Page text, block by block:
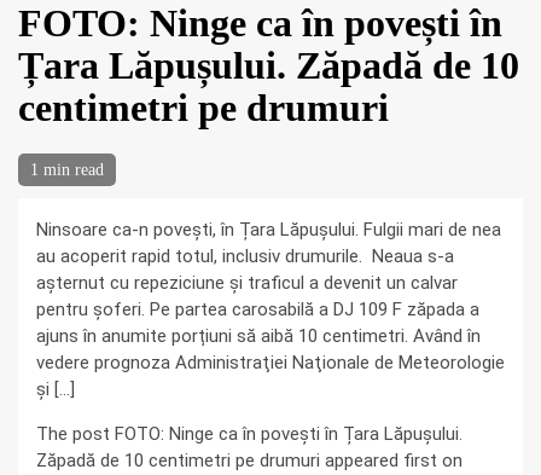
FOTO: Ninge ca în povești în
Țara Lăpușului. Zăpadă de 10
centimetri pe drumuri
1 min read
Ninsoare ca-n poveşti, în Țara Lăpușului. Fulgii mari de nea
au acoperit rapid totul, inclusiv drumurile. Neaua s-a
așternut cu repeziciune și traficul a devenit un calvar
pentru șoferi. Pe partea carosabilă a DJ 109 F zăpada a
ajuns în anumite porțiuni să aibă 10 centimetri. Având în
vedere prognoza Administraţiei Naţionale de Meteorologie
şi […]
The post FOTO: Ninge ca în povești în Țara Lăpușului.
Zăpadă de 10 centimetri pe drumuri appeared first on